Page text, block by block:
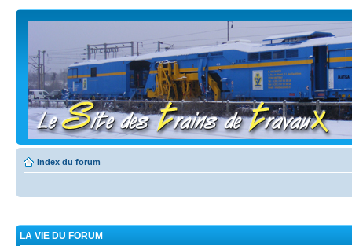
Index du forum
LA VIE DU FORUM